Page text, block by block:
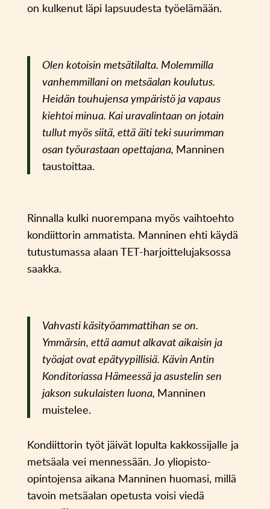
on kulkenut läpi lapsuudesta työelämään.
Olen kotoisin metsätilalta. Molemmilla
vanhemmillani on metsäalan koulutus.
Heidän touhujensa ympäristö ja vapaus
kiehtoi minua. Kai uravalintaan on jotain
tullut myös siitä, että äiti teki suurimman
osan työurastaan opettajana, Manninen
taustoittaa.
Rinnalla kulki nuorempana myös vaihtoehto
kondiittorin ammatista. Manninen ehti käydä
tutustumassa alaan TET-harjoittelujaksossa
saakka.
Vahvasti käsityöammattihan se on.
Ymmärsin, että aamut alkavat aikaisin ja
työajat ovat epätyypillisiä. Kävin Antin
Konditoriassa Hämeessä ja asustelin sen
jakson sukulaisten luona, Manninen
muistelee.
Kondiittorin työt jäivät lopulta kakkossijalle ja
metsäala vei mennessään. Jo yliopisto-
opintojensa aikana Manninen huomasi, millä
tavoin metsäalan opetusta voisi viedä